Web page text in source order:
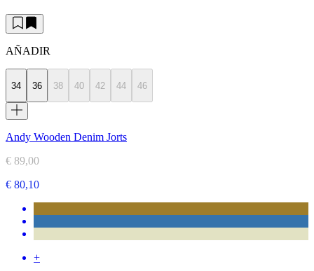
AÑADIR
34 36 38 40 42 44 46
Andy Wooden Denim Jorts
€ 89,00
€ 80,10
+